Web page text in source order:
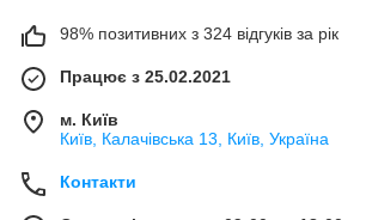
98% позитивних з 324 відгуків за рік
Працює з 25.02.2021
м. Київ
Київ, Калачівська 13, Київ, Україна
Контакти